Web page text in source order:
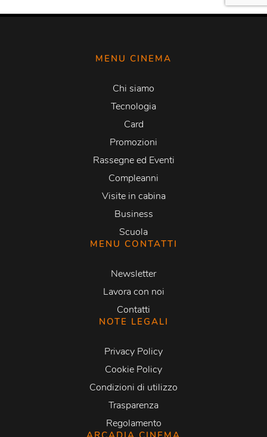
MENU CINEMA
Chi siamo
Tecnologia
Card
Promozioni
Rassegne ed Eventi
Compleanni
Visite in cabina
Business
Scuola
MENU CONTATTI
Newsletter
Lavora con noi
Contatti
NOTE LEGALI
Privacy Policy
Cookie Policy
Condizioni di utilizzo
Trasparenza
Regolamento